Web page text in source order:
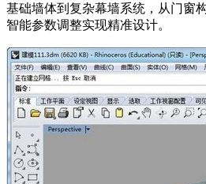
基础墙体到复杂幕墙系统，从门窗
智能参数调整实现精准设计。